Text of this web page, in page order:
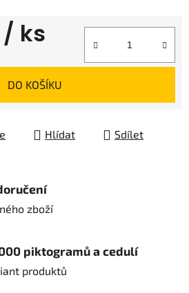
/ ks
DO KOŠÍKU
Hlídat Sdílet
zboží
piktogramů a cedulí
produktů